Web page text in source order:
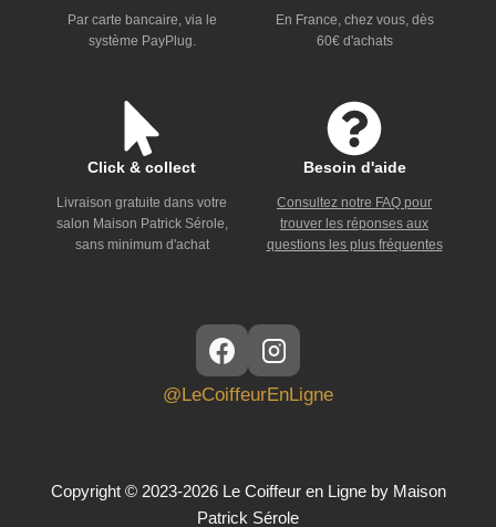
Par carte bancaire, via le
système PayPlug.
En France, chez vous, dès
60€ d'achats
Click & collect
Livraison gratuite dans votre
salon Maison Patrick Sérole,
sans minimum d'achat
Besoin d'aide
Consultez notre FAQ pour
trouver les réponses aux
questions les plus fréquentes
@LeCoiffeurEnLigne
Copyright © 2023-2026 Le Coiffeur en Ligne by Maison
Patrick Sérole